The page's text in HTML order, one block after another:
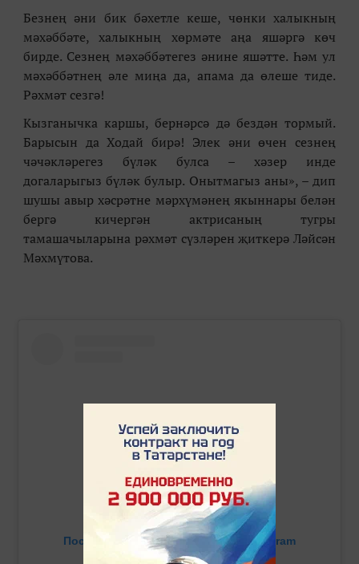
Безнең әни бик бәхетле кеше, чөнки халыкның
мәхәббәте, халыкның хөрмәте аңа яшәргә көч
бирде. Сезнең мәхәббәтегез әнине яшәтте. Һәм ул
мәхәббәтнең әле миңа да, апама да өлеше тиде.
Рәхмәт сезгә!
Кызганычка каршы, бернәрсә дә бездән тормый.
Барысын да Ходай бирә! Элек әни өчен сезнең
чәчәкләрегез бүләк булса – хәзер инде
догаларыгыз бүләк булыр. Онытмагыз аны», – дип
шушы авыр хәсрәтне мәрхүмәнең якыннары белән
бергә кичергән актрисаның тугры
тамашачыларына рәхмәт сүзләрен җиткерә Ләйсән
Мәхмүтова.
Посмотреть эту публикацию в Instagram